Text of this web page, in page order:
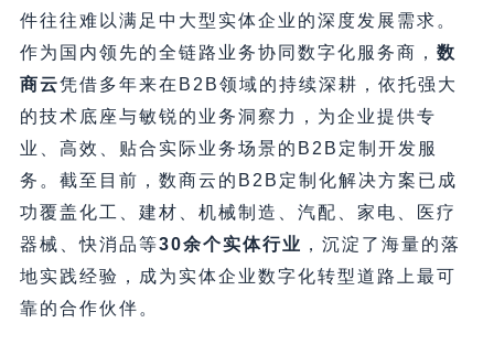
件往往难以满足中大型实体企业的深度发展需求。
作为国内领先的全链路业务协同数字化服务商， 数
商云凭借多年来在B2B领域的持续深耕，依托强大
的技术底座与敏锐的业务洞察力，为企业提供专
业、高效、贴合实际业务场景的B2B定制开发服
务。截至目前，数商云的B2B定制化解决方案已成
功覆盖化工、建材、机械制造、汽配、家电、医疗
器械、快消品等30余个实体行业 ，沉淀了海量的落
地实践经验，成为实体企业数字化转型道路上最可
靠的合作伙伴。